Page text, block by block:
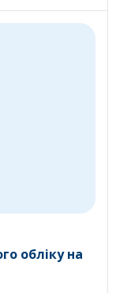
обліку на